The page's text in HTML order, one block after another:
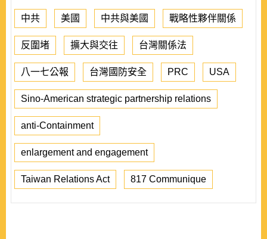
中共 美國 中共與美國 戰略性夥伴關係
反圍堵 擴大與交往 台灣關係法
八一七公報 台灣國防安全 PRC USA
Sino-American strategic partnership relations
anti-Containment
enlargement and engagement
Taiwan Relations Act 817 Communique